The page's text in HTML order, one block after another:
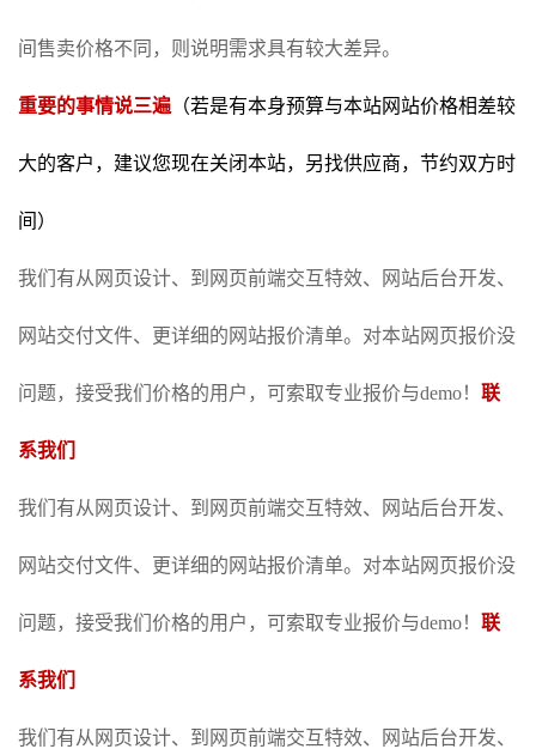
间售卖价格不同，则说明需求具有较大差异。
重要的事情说三遍 （若是有本身预算与本站网站价格相差较
大的客户，建议您现在关闭本站，另找供应商，节约双方时
间）
我们有从网页设计、到网页前端交互特效、网站后台开发、
网站交付文件、更详细的网站报价清单。对本站网页报价没
问题，接受我们价格的用户，可索取专业报价与demo！ 联
系我们
我们有从网页设计、到网页前端交互特效、网站后台开发、
网站交付文件、更详细的网站报价清单。对本站网页报价没
问题，接受我们价格的用户，可索取专业报价与demo！ 联
系我们
我们有从网页设计、到网页前端交互特效、网站后台开发、